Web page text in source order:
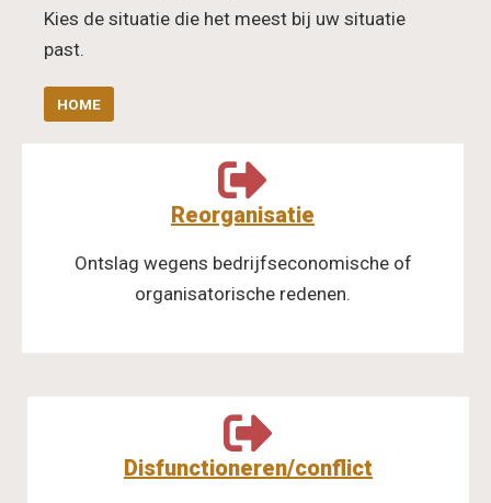
Kies de situatie die het meest bij uw situatie
past.
HOME
Reorganisatie
Ontslag wegens bedrijfseconomische of
organisatorische redenen.
Disfunctioneren/conflict